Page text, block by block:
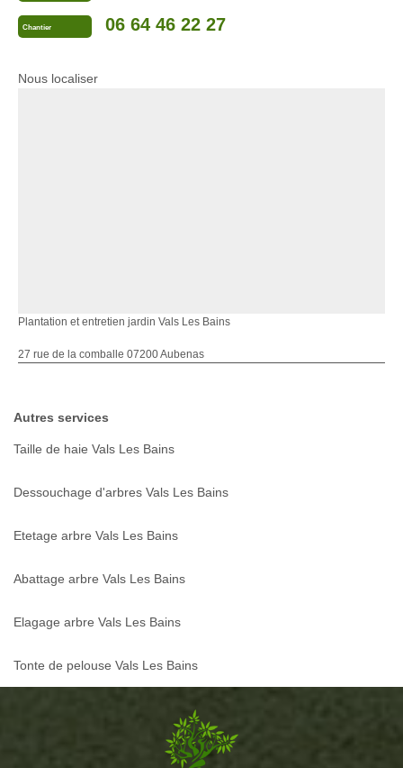
Chantier 06 64 46 22 27
Nous localiser
Plantation et entretien jardin Vals Les Bains
27 rue de la comballe 07200 Aubenas
Autres services
Taille de haie Vals Les Bains
Dessouchage d'arbres Vals Les Bains
Etetage arbre Vals Les Bains
Abattage arbre Vals Les Bains
Elagage arbre Vals Les Bains
Tonte de pelouse Vals Les Bains